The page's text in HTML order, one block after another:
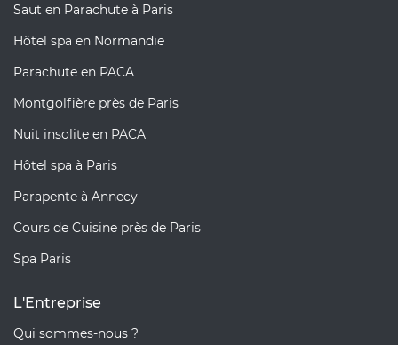
Saut en Parachute à Paris
Hôtel spa en Normandie
Parachute en PACA
Montgolfière près de Paris
Nuit insolite en PACA
Hôtel spa à Paris
Parapente à Annecy
Cours de Cuisine près de Paris
Spa Paris
L'Entreprise
Qui sommes-nous ?